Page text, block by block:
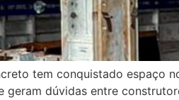
tem conquistado espaço
geram dúvidas entre